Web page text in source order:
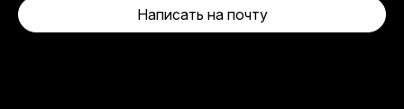
Написать на почту